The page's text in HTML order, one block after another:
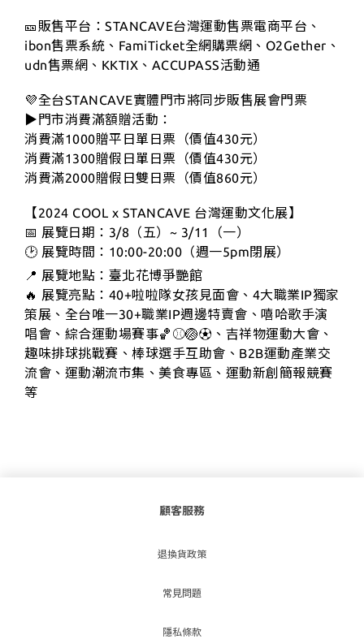
🎫販售平台：STANCAVE台灣運動售票電商平台、
ibon售票系統、FamiTicket全網購票網、O2Gether、
udn售票網、KKTIX、ACCUPASS活動通
💜全台STANCAVE實體門市將同步販售展會門票
▶門市消費滿額贈活動：
消費滿1000贈平日單日票（價值430元）
消費滿1300贈假日單日票（價值430元）
消費滿2000贈假日雙日票（價值860元）
【2024 COOL x STANCAVE 台灣運動文化展】
📅 展覽日期：3/8（五）~ 3/11（一）
🕑 展覽時間：10:00-20:00（週一5pm閉展）
📍 展覽地點：臺北花博爭艷館
🔥 展覽亮點：40+啦啦隊女孩見面會、4大職業IP獨家
策展、全台唯一30+職業IP週邊特賣會、嘻哈歌手演
唱會、綜合運動場賽事🏀⚾️🏐⚽️、吉祥物運動大會、
趣味排球挑戰賽、棒球選手互助會、B2B運動產業交
流會、運動潮流市集、美食專區、運動新創簡報競賽
等
顧客服務
退換貨政策
常見問題
隱私條款